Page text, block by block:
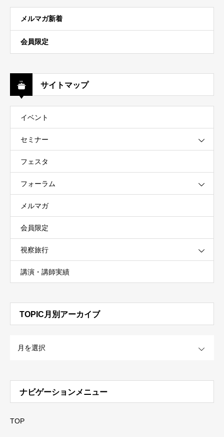
メルマガ新着
会員限定
サイトマップ
イベント
セミナー
フェスタ
フォーラム
メルマガ
会員限定
視察旅行
講演・講師実績
TOPIC月別アーカイブ
ナビゲーションメニュー
TOP